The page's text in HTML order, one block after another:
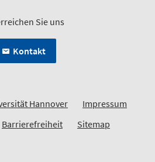
Sie uns
Kontakt
Hannover
Impressum
Barrierefreiheit Sitemap